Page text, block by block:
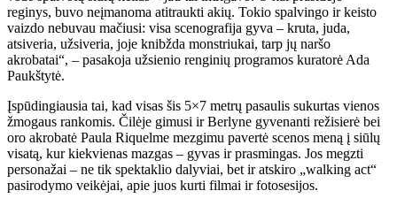
reginys, buvo neįmanoma atitraukti akių. Tokio spalvingo ir keisto
vaizdo nebuvau mačiusi: visa scenografija gyva – kruta, juda,
atsiveria, užsiveria, joje knibžda monstriukai, tarp jų naršo
akrobatai“, – pasakoja užsienio renginių programos kuratorė Ada
Paukštytė.
Įspūdingiausia tai, kad visas šis 5×7 metrų pasaulis sukurtas vienos
žmogaus rankomis. Čilėje gimusi ir Berlyne gyvenanti režisierė bei
oro akrobatė Paula Riquelme mezgimu pavertė scenos meną į siūlų
visatą, kur kiekvienas mazgas – gyvas ir prasmingas. Jos megzti
personažai – ne tik spektaklio dalyviai, bet ir atskiro „walking act“
pasirodymo veikėjai, apie juos kurti filmai ir fotosesijos.